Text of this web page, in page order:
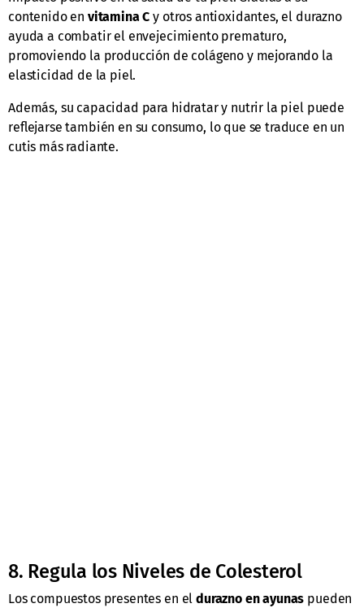
contenido en vitamina C y otros antioxidantes, el durazno
ayuda a combatir el envejecimiento prematuro,
promoviendo la producción de colágeno y mejorando la
elasticidad de la piel.
Además, su capacidad para hidratar y nutrir la piel puede
reflejarse también en su consumo, lo que se traduce en un
cutis más radiante.
8. Regula los Niveles de Colesterol
Los compuestos presentes en eldurazno en ayunas pueden